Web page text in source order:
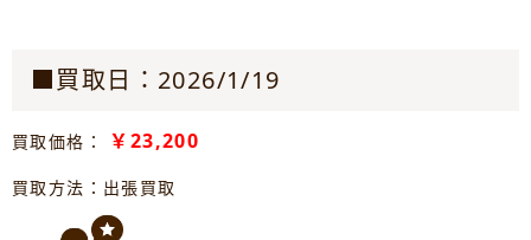
■買取日：2026/1/19
買取価格： ￥23,200
買取方法：出張買取